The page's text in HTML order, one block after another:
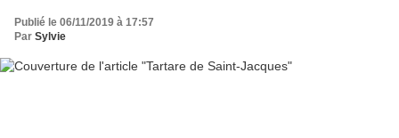
Publié le 06/11/2019 à 17:57
Par Sylvie